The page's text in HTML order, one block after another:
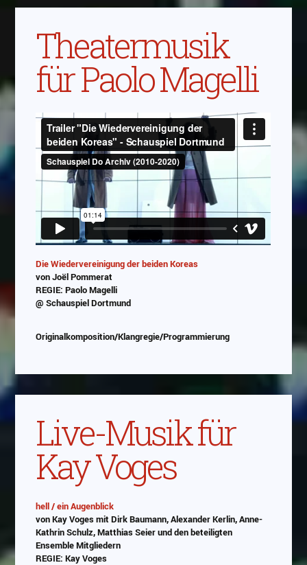
Theatermusik
für Paolo Magelli
Die Wiedervereinigung der beiden Koreas
von Joël Pommerat
REGIE: Paolo Magelli
@ Schauspiel Dortmund
Originalkomposition/Klangregie/Programmierung
Live-Musik für
Kay Voges
Abspielen
Das Video wird von Youtube eingebettet
hell / ein Augenblick
von Kay Voges mit Dirk Baumann, Alexander Kerlin, Anne-
Kathrin Schulz, Matthias Seier und den beteiligten
Ensemble Mitgliedern
REGIE: Kay Voges